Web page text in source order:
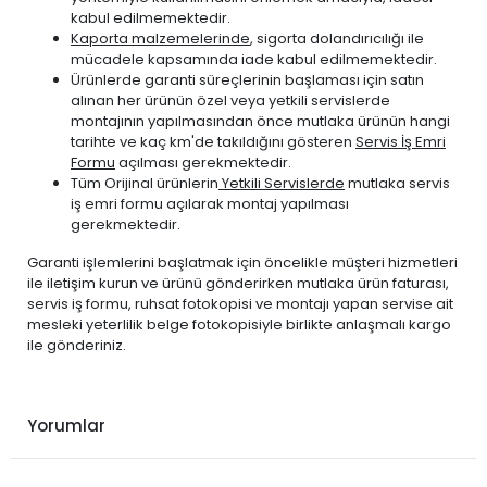
PEUGEOT
206 1999-2011
PEUGEOT
206 1999-2011 DİZEL
2.0 HDi
PEUGEOT
207 2006-2010 BENZİN
1.4
PEUGEOT
207 2006-2010 BENZİN
1.4 VTi
PEUGEOT
207 2006-2010 BENZİN
1.6
PEUGEOT
207 2006-2010 BENZİN
1.6 THP Turbo
PEUGEOT
207 2006-2010 BENZİN
PEUGEOT
207 2006-2010 DİZEL
1.6 HDi
PEUGEOT
207 2010-2012 BENZİN
1.4
PEUGEOT
207 2010-2012 BENZİN
1.4 VTi
PEUGEOT
207 2010-2012
PEUGEOT
207 2010-2012 DİZEL
1.6 HDi
kabul edilmemektedir.
Kaporta malzemelerinde, sigorta dolandırıcılığı ile
mücadele kapsamında iade kabul edilmemektedir.
Ürünlerde garanti süreçlerinin başlaması için satın
alınan her ürünün özel veya yetkili servislerde
montajının yapılmasından önce mutlaka ürünün hangi
tarihte ve kaç km'de takıldığını gösteren Servis İş Emri
Formu açılması gerekmektedir.
Tüm Orijinal ürünlerin Yetkili Servislerde mutlaka servis
iş emri formu açılarak montaj yapılması
gerekmektedir.
Garanti işlemlerini başlatmak için öncelikle müşteri hizmetleri
ile iletişim kurun ve ürünü gönderirken mutlaka ürün faturası,
servis iş formu, ruhsat fotokopisi ve montajı yapan servise ait
mesleki yeterlilik belge fotokopisiyle birlikte anlaşmalı kargo
ile gönderiniz.
Yorumlar